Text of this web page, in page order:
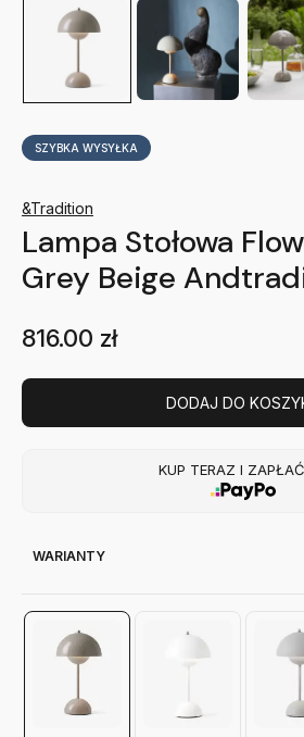
SZYBKA WYSYŁKA
&Tradition
Lampa Stołowa
Grey Beige
816.00 zł
DODAJ DO
KUP TERAZ I
WARIANTY